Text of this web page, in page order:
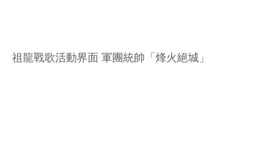
祖龍戰歌活動界面 軍團統帥「烽火絕城」